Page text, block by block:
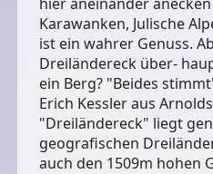
Karawanken, Julische
ist ein wahrer Genuss.
Dreiländereck über-
ein Berg? "Beides
Erich Kessler aus
"Dreiländereck" liegt
geografischen
auch den 1509m hohen